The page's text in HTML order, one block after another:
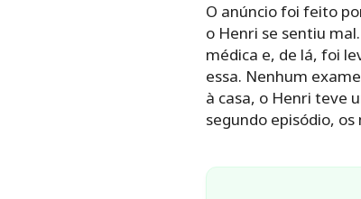
O anúncio foi feito
o Henri se sentiu
médica e, de lá, foi
essa. Nenhum
à casa, o Henri teve
segundo episódio,